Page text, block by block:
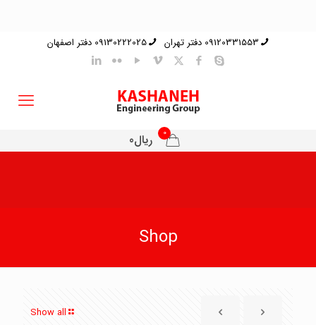
09120331553 دفتر تهران 09130222025 دفتر اصفهان
0 ریال0
Shop
Show all